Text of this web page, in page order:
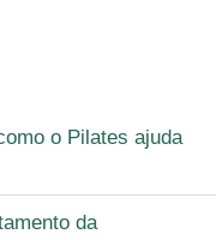
o Pilates ajuda
da